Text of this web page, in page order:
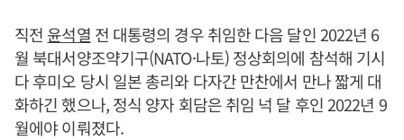
직전 윤석열 전 대통령의 경우 취임한 다음 달인 2022년 6
월 북대서양조약기구(NATO·나토) 정상회의에 참석해 기시
다 후미오 당시 일본 총리와 다자간 만찬에서 만나 짧게 대
화하긴 했으나, 정식 양자 회담은 취임 넉 달 후인 2022년 9
월에야 이뤄졌다.